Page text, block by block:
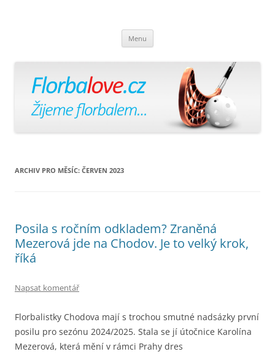
Menu
webu
ARCHIV PRO MĚSÍC: ČERVEN 2023
Posila s ročním odkladem? Zraněná
Mezerová jde na Chodov. Je to velký krok,
říká
Napsat komentář
Florbalistky Chodova mají s trochou smutné nadsázky první
posilu pro sezónu 2024/2025. Stala se jí útočnice Karolína
Mezerová, která mění v rámci Prahy dres